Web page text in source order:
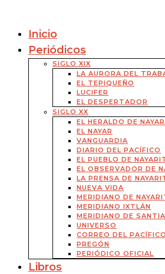
Inicio
Periódicos
SIGLO XIX
LA AURORA DEL
EL TEPIQUEÑO
LUCIFER
EL DESPERTADOR
SIGLO XX
EL HERALDO DE
EL NAYAR
VANGUARDIA
DIARIO DEL PACÍFICO
EL PUEBLO DE
EL OBSERVADOR DE
LA PRENSA DE
NUEVA VIDA
MERIDIANO DE
MERIDIANO IXTLÁN
MERIDIANO DE
UNIVERSO
CORREO DEL PACÍFICO
PREGÓN
PERIÓDICO OFICIAL
Libros